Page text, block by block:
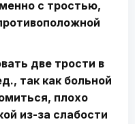
с тростью,
две трости в
так как больной
плохо
из-за слабости